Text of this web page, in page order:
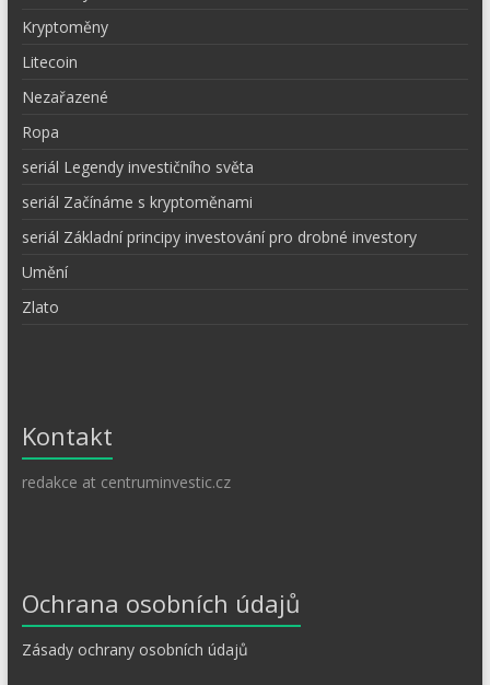
Kryptoměny
Litecoin
Nezařazené
Ropa
seriál Legendy investičního světa
seriál Začínáme s kryptoměnami
seriál Základní principy investování pro drobné investory
Umění
Zlato
Kontakt
redakce at centruminvestic.cz
Ochrana osobních údajů
Zásady ochrany osobních údajů